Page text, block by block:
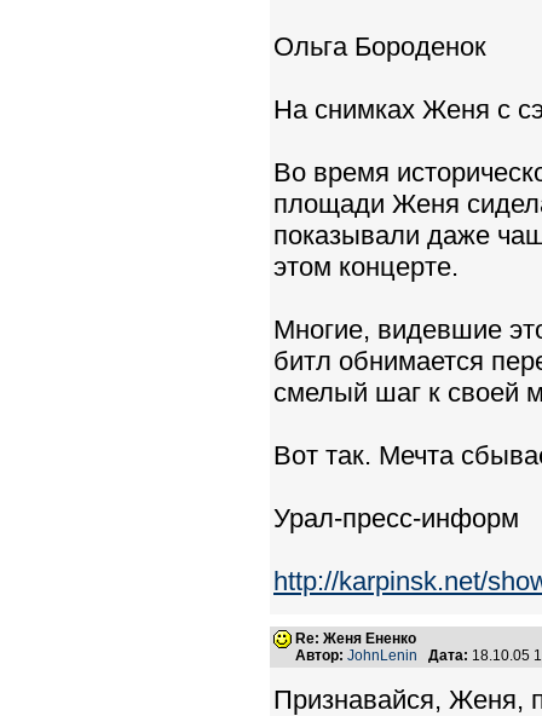
Ольга Бороденок
На снимках Женя с
Во время
площади Женя
показывали даже
этом концерте.
Многие, видевшие
битл обнимается
смелый шаг к своей
Вот так. Мечта
Урал-пресс-информ
http://karpinsk.net/
Re: Женя Ененко
Автор: JohnLenin Дата: 18.10.05
Признавайся, Женя,